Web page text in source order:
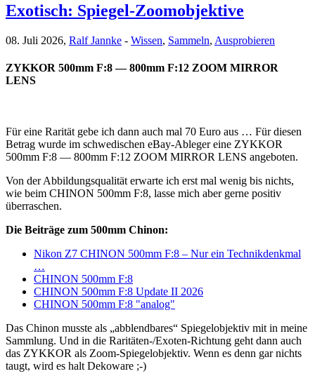
Exotisch: Spiegel-Zoomobjektive
08. Juli 2026, Ralf Jannke - Wissen, Sammeln, Ausprobieren
ZYKKOR 500mm F:8 — 800mm F:12 ZOOM MIRROR
LENS
Für eine Rarität gebe ich dann auch mal 70 Euro aus … Für diesen
Betrag wurde im schwedischen eBay-Ableger eine ZYKKOR
500mm F:8 — 800mm F:12 ZOOM MIRROR LENS angeboten.
Von der Abbildungsqualität erwarte ich erst mal wenig bis nichts,
wie beim CHINON 500mm F:8, lasse mich aber gerne positiv
überraschen.
Die Beiträge zum 500mm Chinon:
Nikon Z7 CHINON 500mm F:8 – Nur ein Technikdenkmal
…
CHINON 500mm F:8
CHINON 500mm F:8 Update II 2026
CHINON 500mm F:8 "analog"
Das Chinon musste als „abblendbares“ Spiegelobjektiv mit in meine
Sammlung. Und in die Raritäten-/Exoten-Richtung geht dann auch
das ZYKKOR als Zoom-Spiegelobjektiv. Wenn es denn gar nichts
taugt, wird es halt Dekoware ;-)